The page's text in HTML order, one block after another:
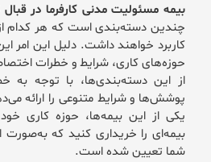
بیمه مسئولیت مدنی کارفرما در قبال
چندین دسته‌بندی است که هر کدام
کاربرد خواهند داشت. دلیل این امر
حوزه‌های کاری، شرایط و خطرات
از این دسته‌بندی‌ها، با توجه به
پوشش‌ها و شرایط متنوعی را ارائه
یکی از این بیمه‌ها، حوزه کاری
بیمه‌ای را خریداری کنید که
شما تعیین شده است.